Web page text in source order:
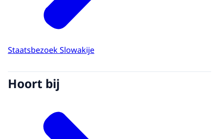
Staatsbezoek Slowakije
Hoort bij